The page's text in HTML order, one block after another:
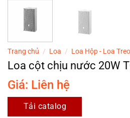
Trang chủ / Loa / Loa Hộp - Loa
Loa cột chịu nước 20W
Giá: Liên hệ
Tải catalog